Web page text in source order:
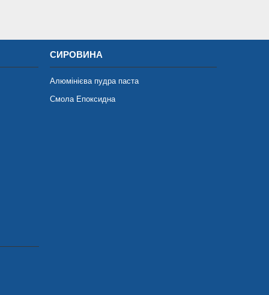
СИРОВИНА
Алюмінієва пудра паста
Смола Епоксидна